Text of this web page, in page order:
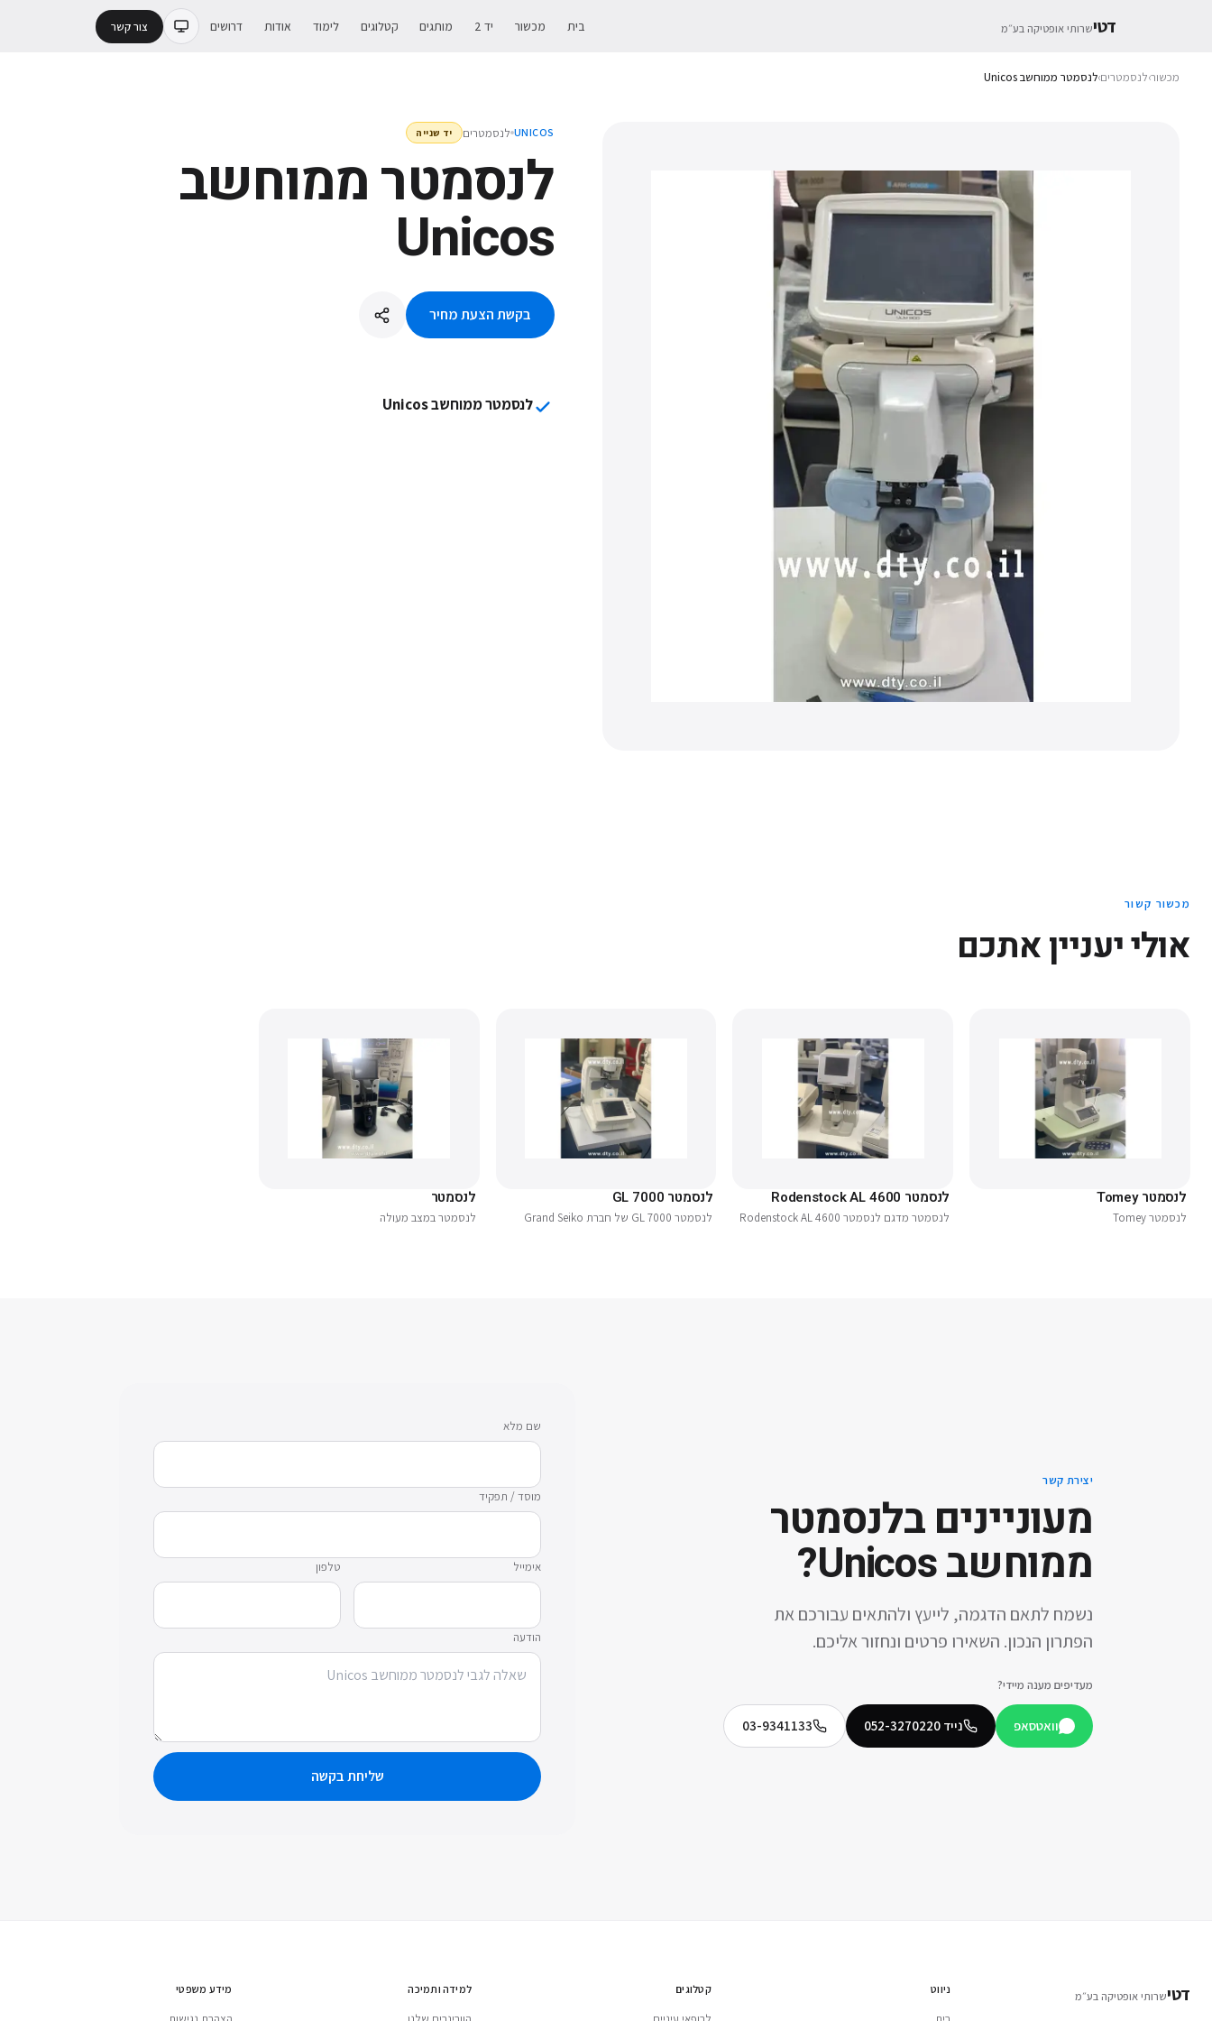
דטישרותי אופטיקה בע״מ בית מכשור יד 2 מותגים קטלוגים לימוד אודות דרושים צור קשר
מכשור›לנסמטרים›לנסמטר ממוחשב Unicos
UNICOS לנסמטרים יד שנייה
לנסמטר ממוחשב
Unicos
בקשת הצעת מחיר
לנסמטר ממוחשב Unicos
מכשור קשור
אולי יעניין אתכם
לנסמטר Tomey
לנסמטר Tomey
לנסמטר Rodenstock AL 4600
לנסמטר מדגם לנסמטר Rodenstock AL 4600
לנסמטר GL 7000
לנסמטר GL 7000 של חברת Grand Seiko
לנסמטר
לנסמטר במצב מעולה
יצירת קשר
מעוניינים בלנסמטר
ממוחשב Unicos ?
נשמח לתאם הדגמה, לייעץ ולהתאים עבורכם את
הפתרון הנכון. השאירו פרטים ונחזור אליכם.
מעדיפים מענה מיידי?
וואטסאפ נייד 052-3270220
03-9341133
שם מלא
מוסד / תפקיד
אימייל טלפון
הודעה
שליחת בקשה
דטישרותי אופטיקה בע״מ
ניווט קטלוגים למידה ותמיכה מידע משפטי